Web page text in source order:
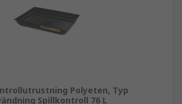
Polyeten, Typ
Spillkontroll 76 L